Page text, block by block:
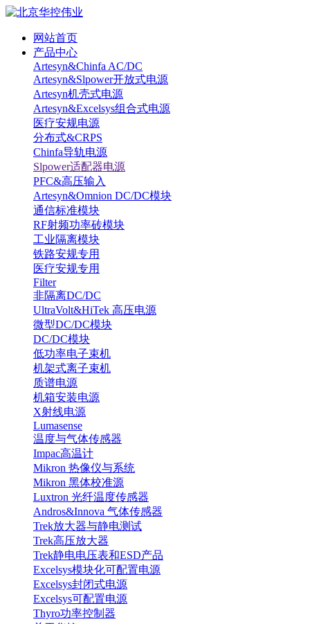
网站首页
产品中心
Artesyn&Chinfa AC/DC
Artesyn&Slpower开放式电源
Artesyn机壳式电源
Artesyn&Excelsys组合式电源
医疗安规电源
分布式&CRPS
Chinfa导轨电源
Slpower适配器电源
PFC&高压输入
Artesyn&Omnion DC/DC模块
通信标准模块
RF射频功率砖模块
工业隔离模块
铁路安规专用
医疗安规专用
Filter
非隔离DC/DC
UltraVolt&HiTek 高压电源
微型DC/DC模块
DC/DC模块
低功率电子束机
机架式离子束机
质谱电源
机箱安装电源
X射线电源
Lumasense
温度与气体传感器
Impac高温计
Mikron 热像仪与系统
Mikron 黑体校准源
Luxtron 光纤温度传感器
Andros&Innova 气体传感器
Trek放大器与静电测试
Trek高压放大器
Trek静电电压表和ESD产品
Excelsys模块化可配置电源
Excelsys封闭式电源
Excelsys可配置电源
Thyro功率控制器